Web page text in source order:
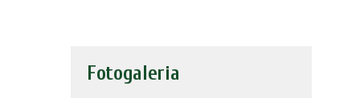
Fotogaleria